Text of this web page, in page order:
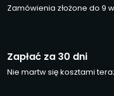
Zamówienia złożone do 9
Zapłać za 30 dni
Nie martw się kosztami